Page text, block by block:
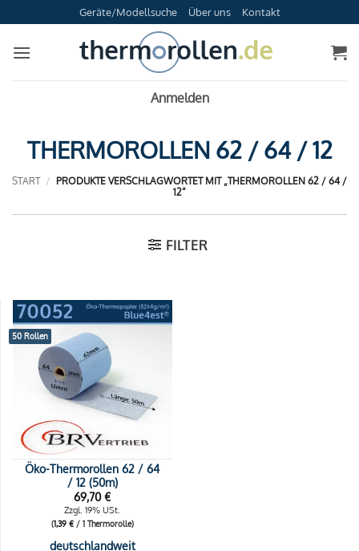
Inhalt
springen
Geräte/Modellsuche Über uns Kontakt
Anmelden
THERMOROLLEN 62 / 64 / 12
START / PRODUKTE VERSCHLAGWORTET MIT „THERMOROLLEN 62 / 64 /
12“
FILTER
50 Rollen
Öko-Thermorollen 62 / 64
/ 12 (50m)
69,70€
Zzgl. 19% USt.
(1,39 €/ 1 Thermorolle)
deutschlandweit